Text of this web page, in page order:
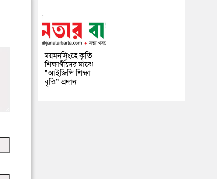
ময়মনসিংহে কৃতি
শিক্ষার্থীদের মাঝে
“আইজিপি শিক্ষা
বৃত্তি” প্রদান